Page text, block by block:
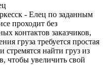
- Елец по заданным
проходит без
контактов заказчиков,
груза требуется простая
стремятся найти груз из
чтобы увеличить свой